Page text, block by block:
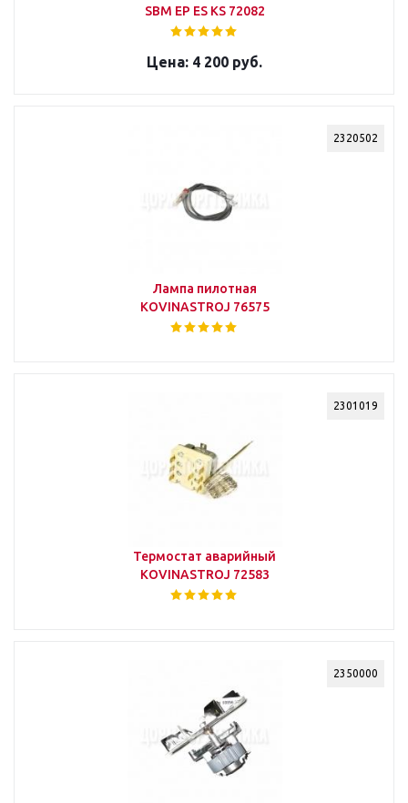
SBM EP ES KS 72082
4 200 руб.
2320502
Лампа пилотная
KOVINASTROJ 76575
2301019
Термостат аварийный
KOVINASTROJ 72583
2350000